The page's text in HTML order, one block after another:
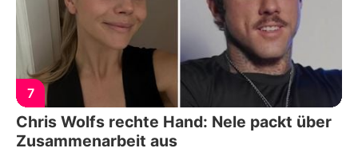
7
Chris Wolfs rechte Hand: Nele packt über
Zusammenarbeit aus